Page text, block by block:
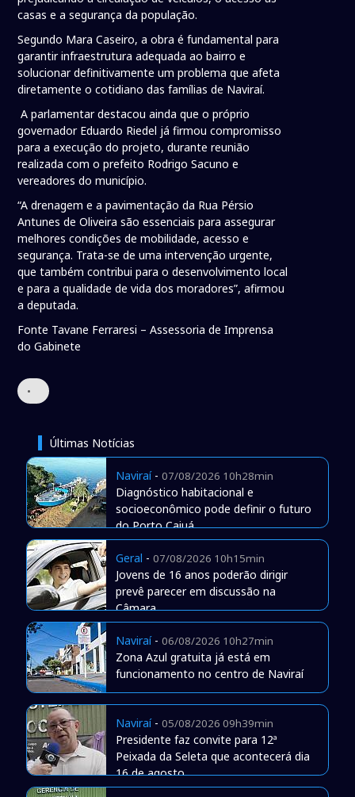
casas e a segurança da população.
Segundo Mara Caseiro, a obra é fundamental para
garantir infraestrutura adequada ao bairro e
solucionar definitivamente um problema que afeta
diretamente o cotidiano das famílias de Naviraí.
A parlamentar destacou ainda que o próprio
governador Eduardo Riedel já firmou compromisso
para a execução do projeto, durante reunião
realizada com o prefeito Rodrigo Sacuno e
vereadores do município.
“A drenagem e a pavimentação da Rua Pérsio
Antunes de Oliveira são essenciais para assegurar
melhores condições de mobilidade, acesso e
segurança. Trata-se de uma intervenção urgente,
que também contribui para o desenvolvimento local
e para a qualidade de vida dos moradores”, afirmou
a deputada.
Fonte Tavane Ferraresi – Assessoria de Imprensa
do Gabinete
•
Últimas Notícias
Naviraí- 07/08/2026 10h28min
Diagnóstico habitacional e
socioeconômico pode definir o futuro
do Porto Caiuá
Geral - 07/08/2026 10h15min
Jovens de 16 anos poderão dirigir
prevê parecer em discussão na
Câmara
Naviraí- 06/08/2026 10h27min
Zona Azul gratuita já está em
funcionamento no centro de Naviraí
Naviraí- 05/08/2026 09h39min
Presidente faz convite para 12ª
Peixada da Seleta que acontecerá dia
16 de agosto